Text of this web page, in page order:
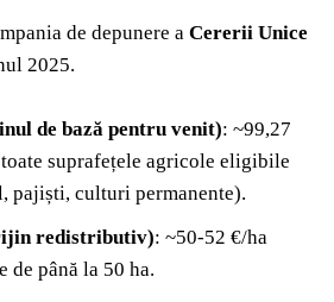
de depunere a Cererii Unice
2025.
de bază pentru venit): ~99,27
suprafețele agricole eligibile
pajiști, culturi permanente).
redistributiv): ~50-52 €/ha
de până la 50 ha.